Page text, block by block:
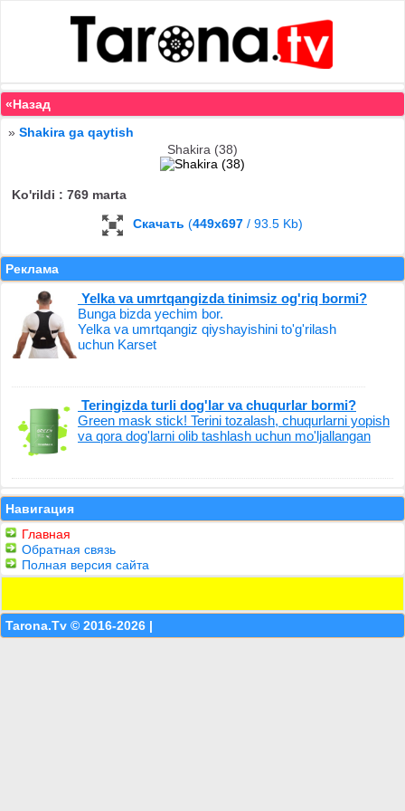
«Назад
» Shakira ga qaytish
Shakira (38)
Ko'rildi : 769 marta
Скачать (449x697 / 93.5 Kb)
Реклама
Yelka va umrtqangizda tinimsiz og'riq bormi?
Bunga bizda yechim bor.
Yelka va umrtqangiz qiyshayishini to'g'rilash
uchun Karset
Teringizda turli dog'lar va chuqurlar bormi?
Green mask stick! Terini tozalash, chuqurlarni yopish
va qora dog'larni olib tashlash uchun mo'ljallangan
Навигация
Главная
Обратная связь
Полная версия сайта
Tarona.Tv © 2016-2026 |